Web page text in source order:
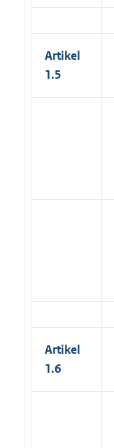
Artikel
1.5
Artikel
1.6